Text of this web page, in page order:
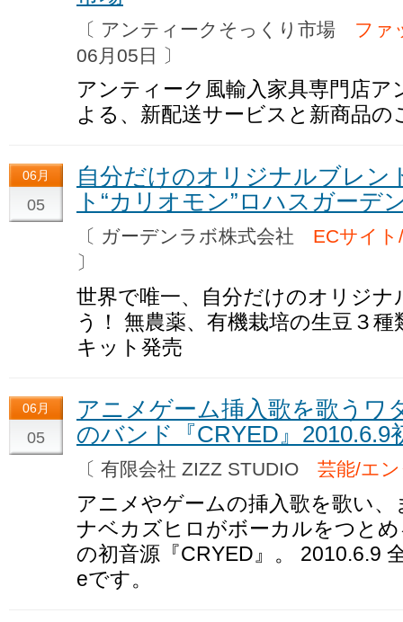
〔 アンティークそっくり市場 ファ
06月05日 〕
アンティーク風輸入家具専門店
よる、新配送サービスと新商品の
06月
05
自分だけのオリジナルブレン
ト“カリオモン”ロハスガーデ
〔 ガーデンラボ株式会社 ECサイ
〕
世界で唯一、自分だけのオリジ
う！ 無農薬、有機栽培の生豆３
キット発売
06月
05
アニメゲーム挿入歌を歌うワ
のバンド『CRYED』2010.6.9
〔 有限会社 ZIZZ STUDIO 芸能/エ
アニメやゲームの挿入歌を歌い
ナベカズヒロがボーカルをつと
の初音源『CRYED』。 2010.6.9
eです。